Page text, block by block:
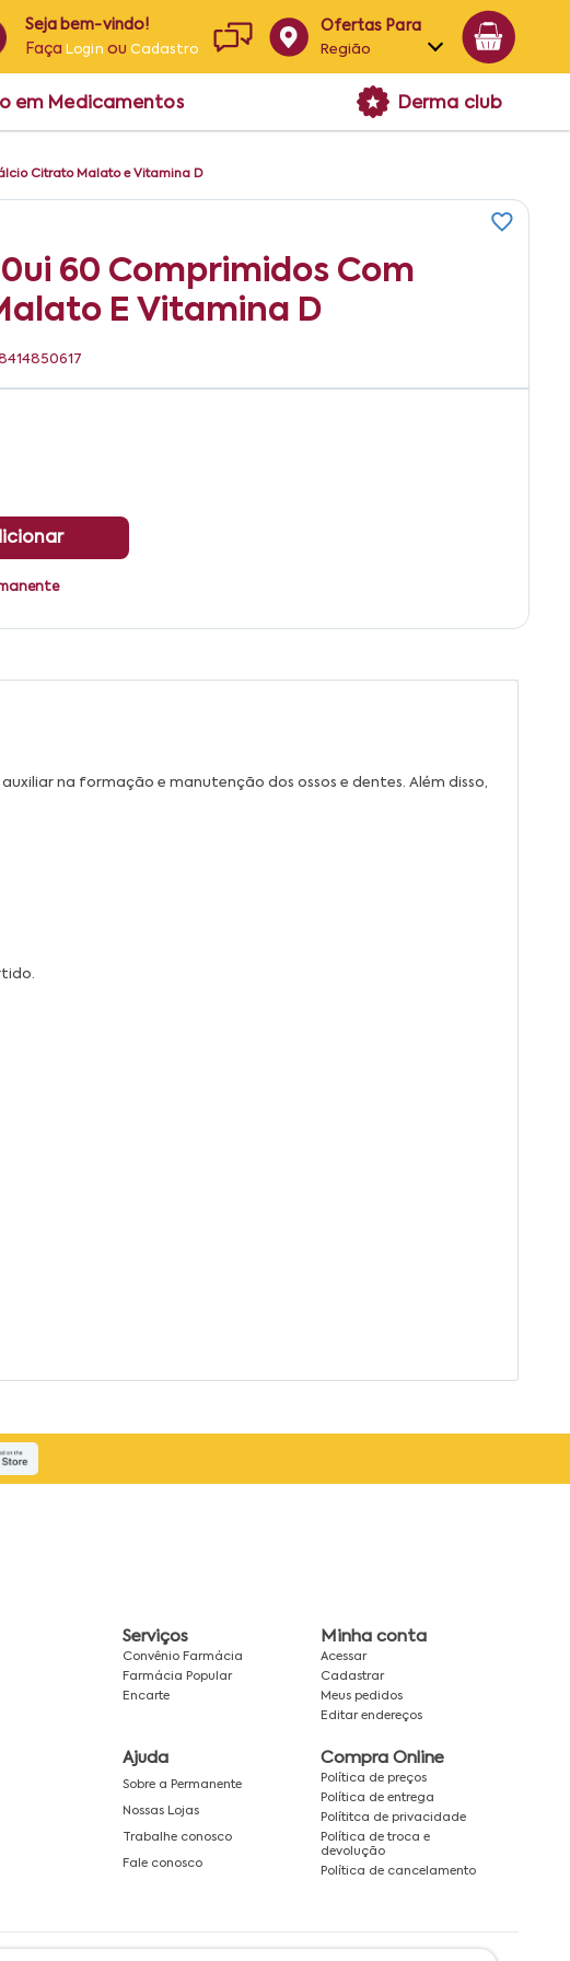
Seja bem-vindo!
Faça Login ouCadastro
Ofertas Para
Região
Alagoas
em Medicamentos Derma club
Citrato Malato e Vitamina D
60 Comprimidos Com
E Vitamina D
na formação e manutenção dos ossos e dentes. Além disso,
Serviços
Convênio Farmácia
Farmácia Popular
Encarte
Minha conta
Acessar
Cadastrar
Meus pedidos
Editar endereços
Ajuda
Sobre a Permanente
Nossas Lojas
Trabalhe conosco
Fale conosco
Compra Online
Política de preços
Política de entrega
Polítitca de privacidade
Política de troca e
devolução
Política de cancelamento